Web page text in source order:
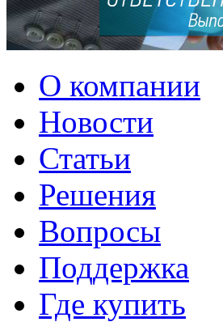
О компании
Новости
Статьи
Решения
Вопросы
Поддержка
Где купить